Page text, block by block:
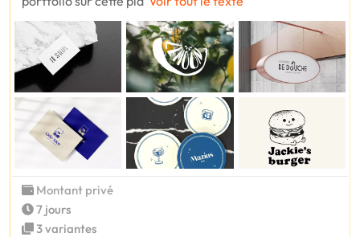
Montant privé
7 jours
3 variantes